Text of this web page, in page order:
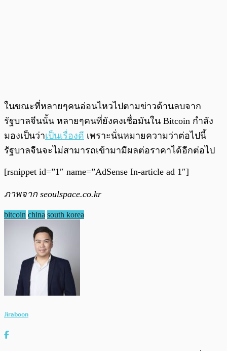
ในขณะที่หลายๆคนอ่อนไหวไปตามข่าวด้านลบจาก
รัฐบาลจีนนั้น หลายๆคนที่ยังคงเชื่อมันใน Bitcoin กำลัง
มองเป็นว่าเป็นเรื่องดี เพราะนั่นหมายความว่าต่อไปนี้
รัฐบาลจีนจะไม่สามารถเข้ามามีผลต่อราคาได้อีกต่อไป
[rsnippet id=”1″ name=”AdSense In-article ad 1″]
ภาพจาก seoulspace.co.kr
bitcoin china south korea
Jiraboon